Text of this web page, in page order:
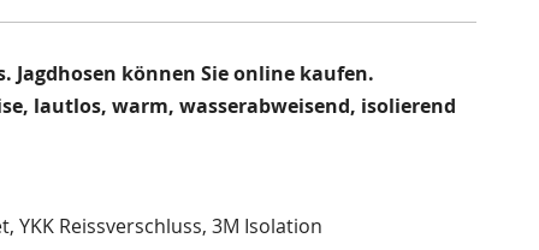
Jagdhosen können Sie online kaufen.
lautlos, warm, wasserabweisend, isolierend
YKK Reissverschluss, 3M Isolation